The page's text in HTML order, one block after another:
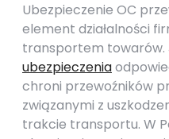
Ubezpieczenie OC
element działalności
transportem towarów.
ubezpieczenia
chroni przewoźników
związanymi z
trakcie transportu. W